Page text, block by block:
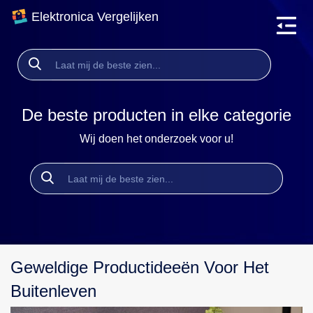
Elektronica Vergelijken
De beste producten in elke categorie
Wij doen het onderzoek voor u!
Geweldige Productideeën Voor Het
Buitenleven